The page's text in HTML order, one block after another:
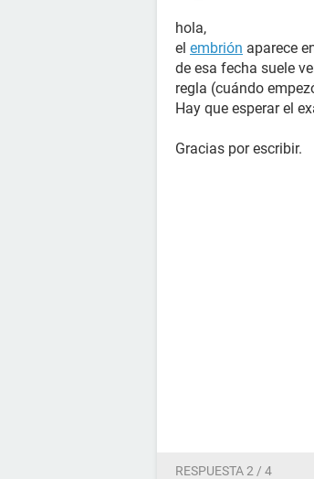
hola,
el embrión aparece
de esa fecha suele
regla (cuándo
Hay que esperar el
Gracias por escribir.
RESPUESTA 2 / 4